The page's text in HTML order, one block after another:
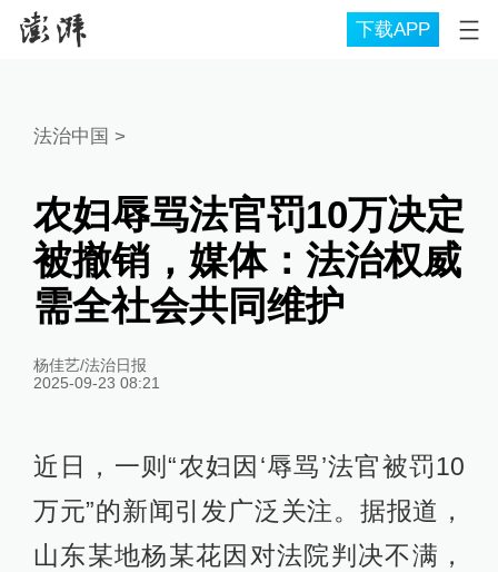
下载APP
法治中国 >
农妇辱骂法官罚10万决定
被撤销，媒体：法治权威
需全社会共同维护
杨佳艺/法治日报
2025-09-23 08:21
近日，一则“农妇因‘辱骂’法官被罚10
万元”的新闻引发广泛关注。据报道，
山东某地杨某花因对法院判决不满，